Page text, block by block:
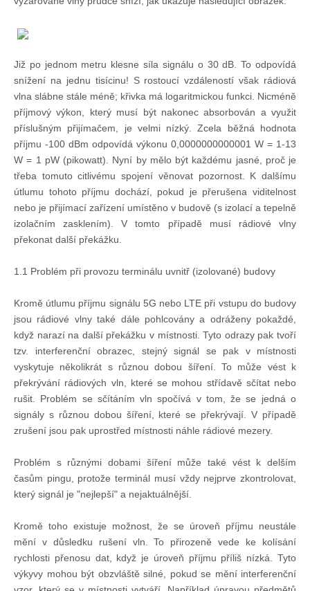
Pohár mistrů
Mezinárodní pohár
Modrá stuha
Pohárové závody
Kvízy
Technika lodí
Přednášky
O plavbách českých jachtařů
Převzaté články ze zahraničí
Ostatní články
Fotogalerie
Již po jednom metru klesne síla signálu o 30 dB. To odpovídá
snížení na jednu tisícinu! S rostoucí vzdáleností však rádiová
vlna slábne stále méně; křivka má logaritmickou funkci. Nicméně
příjmový výkon, který musí být nakonec absorbován a využit
příslušným přijímačem, je velmi nízký. Zcela běžná hodnota
příjmu -100 dBm odpovídá výkonu 0,0000000000001 W = 1-13
W = 1 pW (pikowatt). Nyní by mělo být každému jasné, proč je
třeba tomuto citlivému spojení věnovat pozornost. K dalšímu
útlumu tohoto příjmu dochází, pokud je přerušena viditelnost
nebo je přijímací zařízení umístěno v budově (s izolací a tepelně
izolačním zasklením). V tomto případě musí rádiové vlny
překonat další překážku.
1.1 Problém při provozu terminálu uvnitř (izolované) budovy
Kromě útlumu příjmu signálu 5G nebo LTE při vstupu do budovy
jsou rádiové vlny také dále pohlcovány a odráženy pokaždé,
když narazí na další překážku v místnosti. Tyto odrazy pak tvoří
tzv. interferenční obrazec, stejný signál se pak v místnosti
vyskytuje několikrát s různou dobou šíření. To může vést k
překrývání rádiových vln, které se mohou střídavě sčítat nebo
rušit. Problém se sčítáním vln spočívá v tom, že se jedná o
signály s různou dobou šíření, které se překrývají. V případě
zrušení jsou pak uprostřed místnosti náhle rádiové mezery.
Problém s různými dobami šíření může také vést k delším
časům pingu, protože terminál musí vždy nejprve zkontrolovat,
který signál je "nejlepší" a nejaktuálnější.
Kromě toho existuje možnost, že se úroveň příjmu neustále
mění v důsledku rušení vln. To přirozeně vede ke kolísání
rychlosti přenosu dat, když je úroveň příjmu příliš nízká. Tyto
výkyvy mohou být obzvláště silné, pokud se mění interferenční